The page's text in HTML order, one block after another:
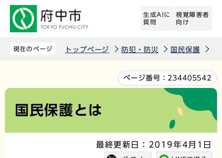
先
す
生成AIに
質問
視覚障害者
向け
現在のページ トップページ 防犯・防災 国民保護
文
か
ページ番号： 234405542
国民保護とは
最終更新日：2019年4月1日